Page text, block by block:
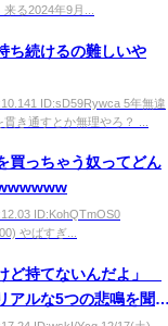
る2024年9月...
ち続けるの難しいや
ID:sD59Rywca 5年無違
き通すとか無理やろ？ ...
買っちゃう奴ってどん
ID:KohQTmOS0
やばすぎ...
ど持てないんだよ」
アルな5つの悲鳴を聞